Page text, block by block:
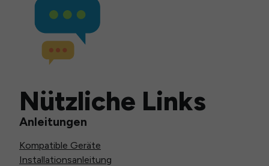
Nützliche Links
Anleitungen
Kompatible Geräte
Installationsanleitung